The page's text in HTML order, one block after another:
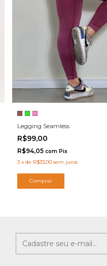
Legging Seamless
R$99,00
R$94,05 com Pix
3 x de R$33,00 sem juros
Comprar